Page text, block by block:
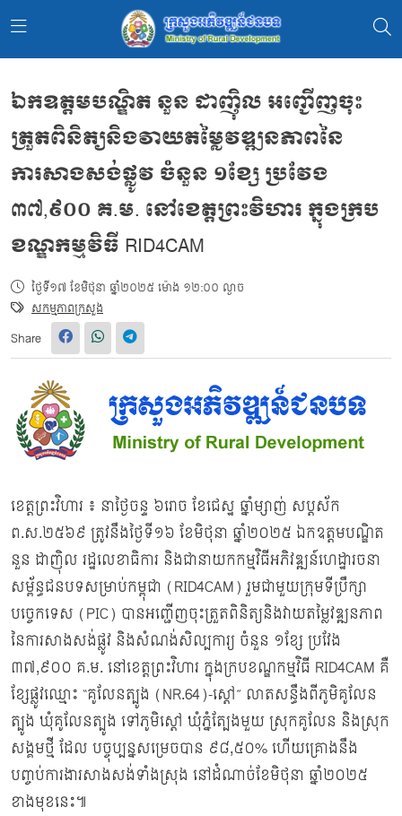
ឯកឧត្តមបណ្ឌិត នួន ដាញ៉ិល អញ្ជើញចុះ
ត្រួតពិនិត្យនិងវាយតម្លៃវឌ្ឍនភាពនៃ
ការសាងសង់ផ្លូវ ចំនួន ១ខ្សែ ប្រវែង
៣៧,៩០០ គ.ម. នៅខេត្តព្រះវិហារ ក្នុងក្រប
ខណ្ឌកម្មវិធី RID4CAM
ថ្ងៃទី១៧ ខែមិថុនា ឆ្នាំ២០២៥ ម៉ោង ១២:០០ ល្ងាច
សកម្មភាពក្រសួង
Share
ខេត្តព្រះវិហារ ៖ នាថ្ងៃចន្ទ ៦រោច ខែជេស្ឋ ឆ្នាំម្សាញ់ សប្តស័ក
ព.ស.២៥៦៩ ត្រូវនឹងថ្ងៃទី១៦ ខែមិថុនា ឆ្នាំ២០២៥ ឯកឧត្តមបណ្ឌិត
នួន ដាញ៉ិល រដ្ឋលេខាធិការ និងជានាយកកម្មវិធីអភិវឌ្ឍន៍ហេដ្ឋារចនា
សម្ព័ន្ធជនបទសម្រាប់កម្ពុជា (RID4CAM) រួមជាមួយក្រុមទីប្រឹក្សា
បច្ចេកទេស (PIC) បានអញ្ជើញចុះត្រួតពិនិត្យនិងវាយតម្លៃវឌ្ឍនភាព
នៃការសាងសង់ផ្លូវ និងសំណង់សិល្បការ្យ ចំនួន ១ខ្សែ ប្រវែង
៣៧,៩០០ គ.ម. នៅខេត្តព្រះវិហារ ក្នុងក្របខណ្ឌកម្មវិធី RID4CAM គឺ
ខ្សែផ្លូវឈ្មោះ “គូលែនត្បូង (NR.64)-ស្តៅ” លាតសន្ធឹងពីភូមិគូលែន
ត្បូង ឃុំគូលែនត្បូង ទៅភូមិស្តៅ ឃុំភ្នំត្បែងមួយ ស្រុកគូលែន និងស្រុក
សង្គមថ្មី ដែល បច្ចុប្បន្នសម្រេចបាន ៩៨,៥០% ហើយគ្រោងនឹង
បញ្ចប់ការងារសាងសង់ទាំងស្រុង នៅដំណាច់ខែមិថុនា ឆ្នាំ២០២៥
ខាងមុខនេះ៕